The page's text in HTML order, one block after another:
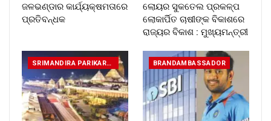
ଜଳଭଣ୍ଡାର କାର୍ଯ୍ୟକ୍ଷମତାରେ
ପ୍ରତିବନ୍ଧକ
ଲୋୟର ସୁକତେଲ ପ୍ରକଳ୍ପ
ଲୋକାର୍ପିତ ଚାଷୀଙ୍କ ବିକାଶରେ
ରାଜ୍ୟର ବିକାଶ : ମୁଖ୍ୟମନ୍ତ୍ରୀ
SRIMANDIRA PARIKARAM BRANDAMBASSADOR